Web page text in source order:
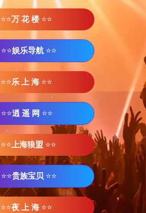
⭐⭐万 花 楼 ⭐⭐
⭐⭐娱乐导航 ⭐⭐
⭐⭐乐 上 海 ⭐⭐
⭐⭐逍 遥 网 ⭐⭐
⭐⭐ 上海狼盟 ⭐⭐
⭐⭐贵族宝贝 ⭐⭐
⭐⭐夜 上 海 ⭐⭐